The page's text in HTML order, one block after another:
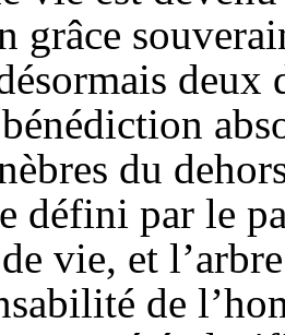
grâce
deux
du
défini par le
vie, et
de